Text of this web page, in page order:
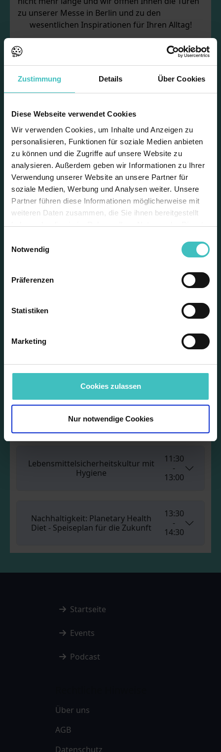
Zustimmung Details Über Cookies
Diese Webseite verwendet Cookies
Wir verwenden Cookies, um Inhalte und Anzeigen zu
personalisieren, Funktionen für soziale Medien anbieten
zu können und die Zugriffe auf unsere Website zu
analysieren. Außerdem geben wir Informationen zu Ihrer
Verwendung unserer Website an unsere Partner für
soziale Medien, Werbung und Analysen weiter. Unsere
Partner führen diese Informationen möglicherweise mit
weiteren Daten zusammen, die Sie ihnen bereitgestellt
haben oder die sie im Rahmen Ihrer Nutzung der Dienste
unsererDatenschutzerklärung
Notwendig
Präferenzen
Statistiken
Marketing
Cookies zulassen
Nur notwendige Cookies
zu unserer Messe in Berlin und zu den
wesentlichen Inspirationen für Ihren Alltag!
Freuen Sie sich auf Highlights wie Bella Italia!,
unser einzigartiges HI TASTE Konzept für High
Convenience, spannende Kochshows, Seminare
und vieles mehr...
Sonntag, 14.04.2024 von 10:00 - 18:00 Uhr
Montag, 15.04.2024 von 10:00 - 17:00 Uhr
Seminar buchen
Sie haben die Möglichkeit der kostenlosen
Teilnahme an unseren Seminaren, welche
was Sie zur Anmeldung benötigen, ist eine
vorherige Registrierung zum eigentlichen
zu finden, den Sie benötigen, um sich für ein
Seminar anzumelden.
Sie haben den Code vergessen? Kein
Unsere Seminare
Lebensmittelsicherheitskultur mit
Hygiene
11:30
-
13:00
Nachhaltigkeit: Planetary Health
Diet - Speiseplan für die Zukunft
13:30
-
14:30
Startseite
Events
Podcast
Über uns
AGB
Datenschutz